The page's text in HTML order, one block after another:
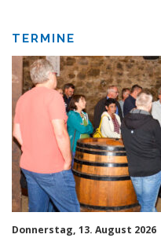
TERMINE
Donnerstag, 13. August 2026